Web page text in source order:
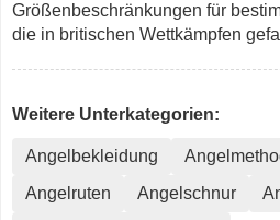
Größenbeschränkungen für
die in britischen Wettkämpfen
Weitere Unterkategorien:
Angelbekleidung
Angelruten
Angelschnur